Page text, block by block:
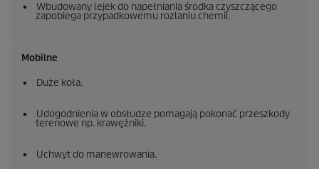
Wbudowany lejek do napełniania środka czyszczącego
zapobiega przypadkowemu rozlaniu chemii.
Mobilne
Duże koła.
Udogodnienia w obsłudze pomagają pokonać przeszkody
terenowe np. krawężniki.
Uchwyt do manewrowania.